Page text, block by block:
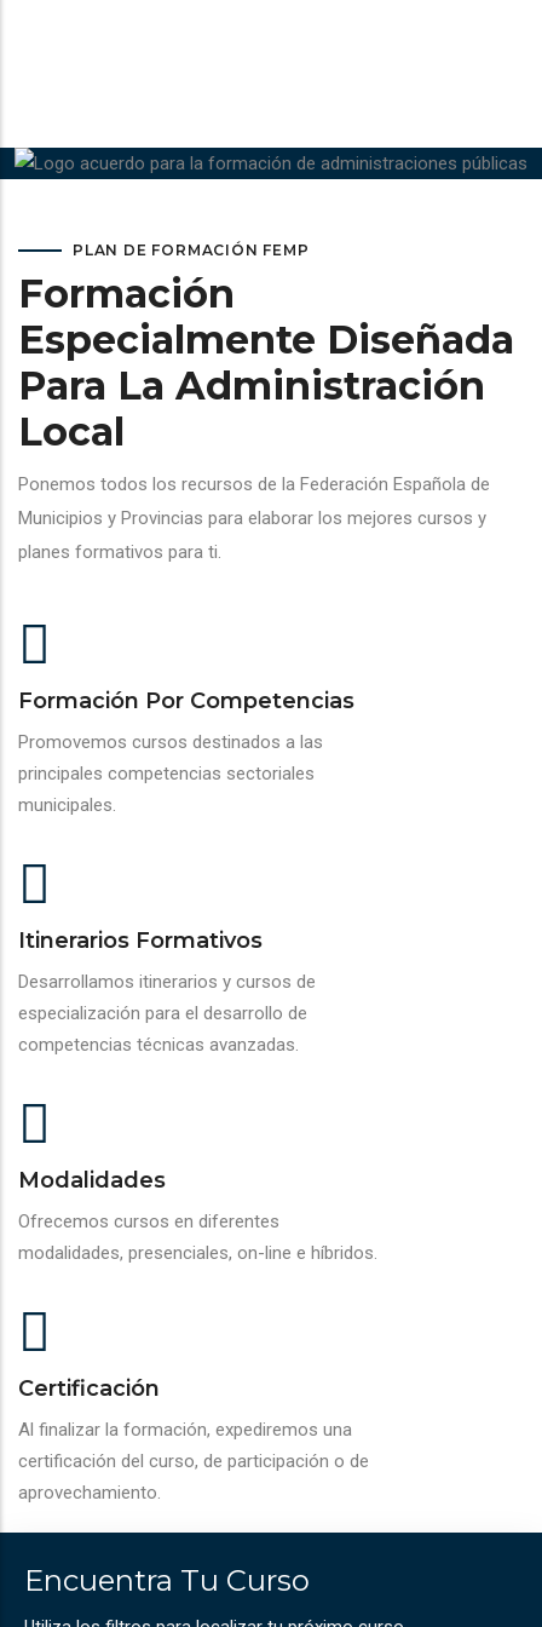
PLAN DE FORMACIÓN FEMP
Formación
Especialmente Diseñada
Para La Administración
Local
Ponemos todos los recursos de la Federación Española de
Municipios y Provincias para elaborar los mejores cursos y
planes formativos para ti.
Formación Por Competencias
Promovemos cursos destinados a las
principales competencias sectoriales
municipales.
Itinerarios Formativos
Desarrollamos itinerarios y cursos de
especialización para el desarrollo de
competencias técnicas avanzadas.
Modalidades
Ofrecemos cursos en diferentes
modalidades, presenciales, on-line e híbridos.
Certificación
Al finalizar la formación, expediremos una
certificación del curso, de participación o de
aprovechamiento.
Encuentra Tu Curso